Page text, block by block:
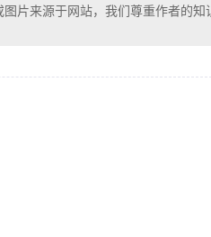
片来源于网站，我们尊重作者的